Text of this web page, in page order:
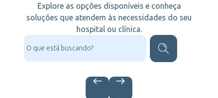
Explore as opções disponíveis e conheça
soluções que atendem às necessidades do seu
hospital ou clínica.